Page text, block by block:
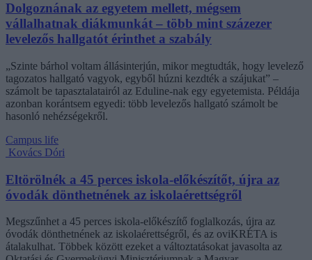
Dolgoznának az egyetem mellett, mégsem
vállalhatnak diákmunkát – több mint százezer
levelezős hallgatót érinthet a szabály
„Szinte bárhol voltam állásinterjún, mikor megtudták, hogy levelező
tagozatos hallgató vagyok, egyből húzni kezdték a szájukat” –
számolt be tapasztalatairól az Eduline-nak egy egyetemista. Példája
azonban korántsem egyedi: több levelezős hallgató számolt be
hasonló nehézségekről.
Campus life
Kovács Dóri
Eltörölnék a 45 perces iskola-előkészítőt, újra az
óvodák dönthetnének az iskolaérettségről
Megszűnhet a 45 perces iskola-előkészítő foglalkozás, újra az
óvodák dönthetnének az iskolaérettségről, és az oviKRÉTA is
átalakulhat. Többek között ezeket a változtatásokat javasolta az